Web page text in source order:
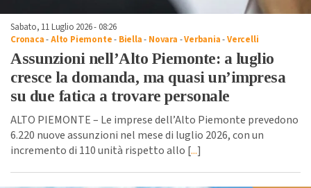
Sabato, 11 Luglio 2026 - 08:26
Cronaca-Alto Piemonte- Biella- Novara -Verbania-Vercelli
Assunzioni nell’Alto Piemonte: a luglio
cresce la domanda, ma quasi un’impresa
su due fatica a trovare personale
ALTO PIEMONTE – Le imprese dell’Alto Piemonte prevedono
6.220 nuove assunzioni nel mese di luglio 2026, con un
incremento di 110 unità rispetto allo [...]